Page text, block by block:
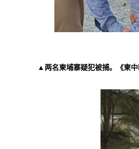
▲两名柬埔寨疑犯被捕。《柬中